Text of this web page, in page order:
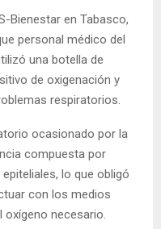
Bienestar en Tabasco,
personal médico del
una botella de
de oxigenación y
respiratorios.
ocasionado por la
compuesta por
lo que obligó
con los medios
oxígeno necesario.